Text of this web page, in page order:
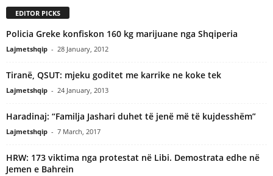
EDITOR PICKS
Policia Greke konfiskon 160 kg marijuane nga Shqiperia
Lajmetshqip - 28 January, 2012
Tiranë, QSUT: mjeku goditet me karrike ne koke tek
Lajmetshqip - 24 January, 2013
Haradinaj: “Familja Jashari duhet të jenë më të kujdesshëm”
Lajmetshqip - 7 March, 2017
HRW: 173 viktima nga protestat në Libi. Demostrata edhe në
Jemen e Bahrein